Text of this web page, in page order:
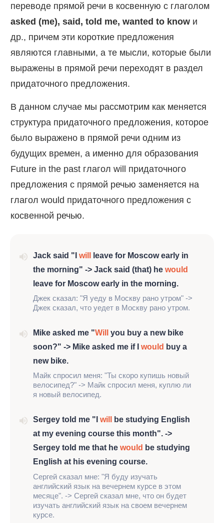
переводе прямой речи в косвенную с глаголом
asked (me), said, told me, wanted to know и
др., причем эти короткие предложения
являются главными, а те мысли, которые были
выражены в прямой речи переходят в раздел
придаточного предложения.
В данном случае мы рассмотрим как меняется
структура придаточного предложения, которое
было выражено в прямой речи одним из
будущих времен, а именно для образования
Future in the past глагол will придаточного
предложения с прямой речью заменяется на
глагол would придаточного предложения с
косвенной речью.
Jack said "I will
leave for Moscow early in
the morning" -> Jack said (that) he would
leave for Moscow early in the morning.
Джек сказал: "Я уеду в Москву рано утром" ->
Джек сказал, что уедет в Москву рано утром.
Mike asked me "Will
you buy a new bike
soon?" -> Mike asked me if I would buy a
new bike.
Майк спросил меня: "Ты скоро купишь новый
велосипед?" -> Майк спросил меня, куплю ли
я новый велосипед.
Sergey told me "I will
be studying English
at my evening course this month". ->
Sergey told me that he would be studying
English at his evening course.
Сергей сказал мне: "Я буду изучать
английский язык на вечернем курсе в этом
месяце". -> Сергей сказал мне, что он будет
изучать английский язык на своем вечернем
курсе.